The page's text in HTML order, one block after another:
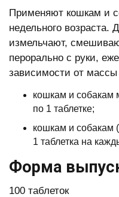
Применяют кошкам и
недельного возраста.
измельчают,
перорально с руки,
зависимости от массы
кошкам и собакам
по 1 таблетке;
кошкам и собакам
1 таблетка на
Форма
100 таблеток